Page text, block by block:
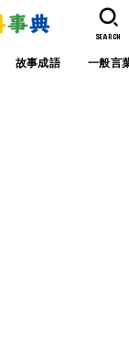
故事成語 一般言
SEARCH